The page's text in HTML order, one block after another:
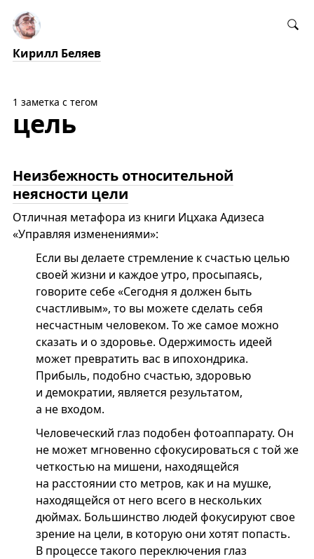
Кирилл Беляев
1 заметка с тегом
цель
Неизбежность относительной
неясности цели
Отличная метафора из книги Ицхака Адизеса
«Управляя изменениями»:
Если вы делаете стремление к счастью целью
своей жизни и каждое утро, просыпаясь,
говорите себе «Сегодня я должен быть
счастливым», то вы можете сделать себя
несчастным человеком. То же самое можно
сказать и о здоровье. Одержимость идеей
может превратить вас в ипохондрика.
Прибыль, подобно счастью, здоровью
и демократии, является результатом,
а не входом.
Человеческий глаз подобен фотоаппарату. Он
не может мгновенно сфокусироваться с той же
четкостью на мишени, находящейся
на расстоянии сто метров, как и на мушке,
находящейся от него всего в нескольких
дюймах. Большинство людей фокусируют свое
зрение на цели, в которую они хотят попасть.
В процессе такого переключения глаз